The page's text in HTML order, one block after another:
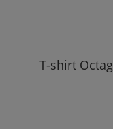
T-shirt